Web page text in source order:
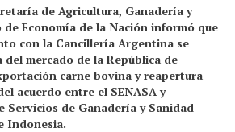
de Agricultura, Ganadería y
Economía de la Nación informó que
con la Cancillería Argentina se
mercado de la República de
carne bovina y reapertura
acuerdo entre el SENASA y
Servicios de Ganadería y Sanidad
Indonesia.